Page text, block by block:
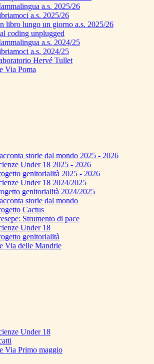
a.s. 2025/26
a.s. 2025/26
libro lungo un giorno a.s. 2025/26
coding unplugged
a.s. 2024/25
a.s. 2024/25
Hervé Tullet
Via Poma
storie dal mondo 2025 - 2026
Under 18 2025 - 2026
genitorialità 2025 - 2026
Under 18 2024/2025
genitorialità 2024/2025
storie dal mondo
Cactus
Strumento di pace
Under 18
genitorialità
Via delle Mandrie
Under 18
Via Primo maggio